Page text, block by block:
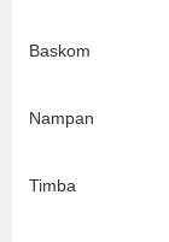
Baskom
Nampan
Timba